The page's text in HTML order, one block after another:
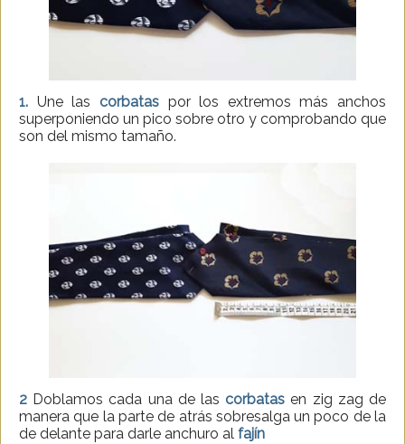
1. Une las corbatas por los extremos más anchos
superponiendo un pico sobre otro y comprobando que
son del mismo tamaño.
2 Doblamos cada una de las corbatas en zig zag de
manera que la parte de atrás sobresalga un poco de la
de delante para darle anchuro al fajín